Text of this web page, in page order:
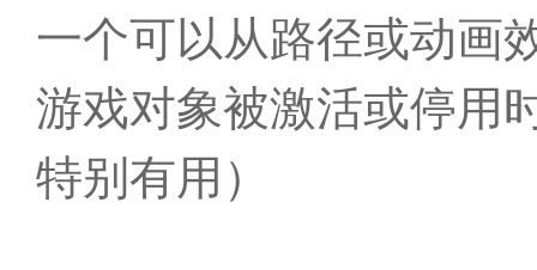
一个可以从路径或动画
游戏对象被激活或停用
特别有用）